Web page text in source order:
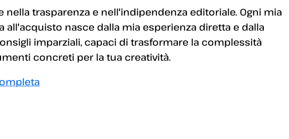
nella trasparenza e nell'indipendenza editoriale. Ogni mia
all'acquisto nasce dalla mia esperienza diretta e dalla
imparziali, capaci di trasformare la complessità
concreti per la tua creatività.